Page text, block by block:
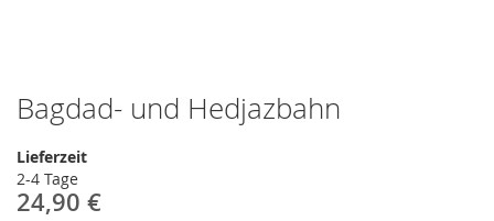
Zum
Anfang
der
Bildergalerie
springen
Bagdad- und Hedjazbahn
Lieferzeit
2-4 Tage
24,90 €